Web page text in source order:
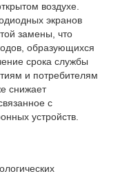
воздухе.
экранов
замены, что
образующихся
срока службы
и потребителям
снижает
с
устройств.